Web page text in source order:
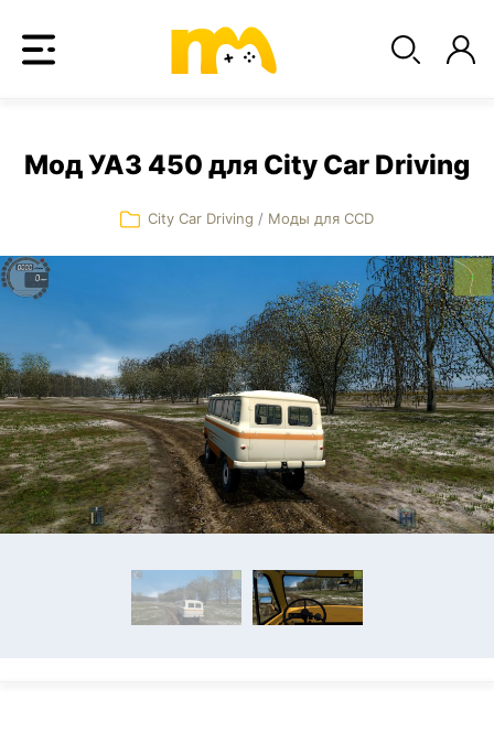
Мод УАЗ 450 для City Car Driving
City Car Driving / Моды для CCD